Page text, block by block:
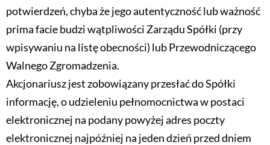
potwierdzeń, chyba że jego autentyczność lub ważność
prima facie budzi wątpliwości Zarządu Spółki (przy
wpisywaniu na listę obecności) lub Przewodniczącego
Walnego Zgromadzenia.
Akcjonariusz jest zobowiązany przesłać do Spółki
informację, o udzieleniu pełnomocnictwa w postaci
elektronicznej na podany powyżej adres poczty
elektronicznej najpóźniej na jeden dzień przed dniem